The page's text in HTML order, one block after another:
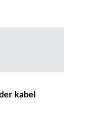
kabel